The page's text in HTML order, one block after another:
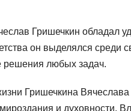
Гришечкин обладал
он выделялся
решения любых задач.
Гришечкина
и духовности.